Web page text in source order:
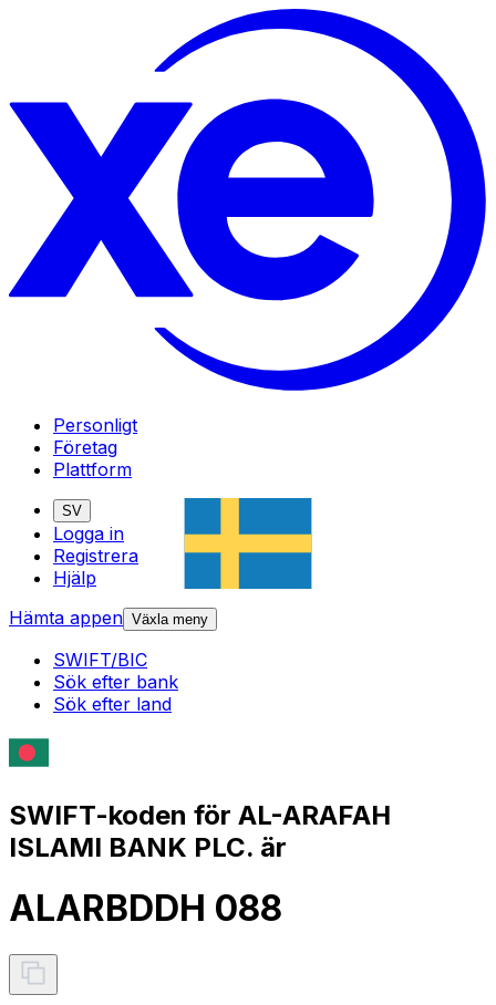
Personligt
Företag
Plattform
SV
Logga in
Registrera
Hjälp
Hämta appen Växla meny
SWIFT/BIC
Sök efter bank
Sök efter land
SWIFT-koden för AL-ARAFAH
ISLAMI BANK PLC. är
ALARBDDH 088